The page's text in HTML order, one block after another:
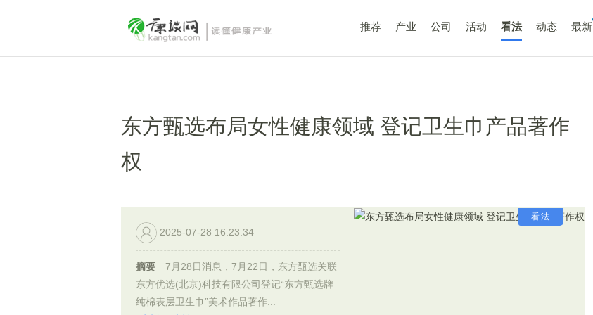
推荐 产业 公司 活动 看法 动态 最新
东方甄选布局女性健康领域 登记卫生巾产品著作
权
看法
2025-07-28 16:23:34
摘要
7月28日消息，7月22日，东方甄选关联
东方优选(北京)科技有限公司登记“东方甄选牌
纯棉表层卫生巾”美术作品著作...